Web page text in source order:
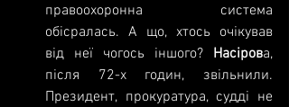
правоохоронна система
обісралась. А що, хтось очікував
від неї чогось іншого? Насірова,
після 72-х годин, звільнили.
Президент, прокуратура, судді не